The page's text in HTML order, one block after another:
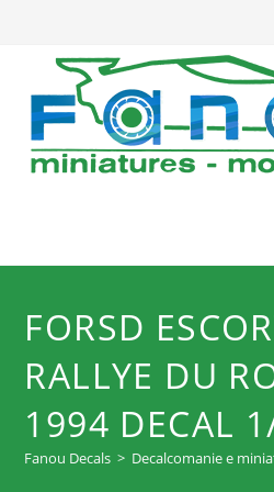
contenuto
FORSD
RALLYE DU
1994 DECAL
Fanou Decals > Decalcomanie e